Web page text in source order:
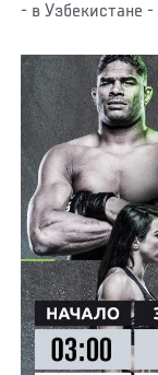
- в Узбекистане -